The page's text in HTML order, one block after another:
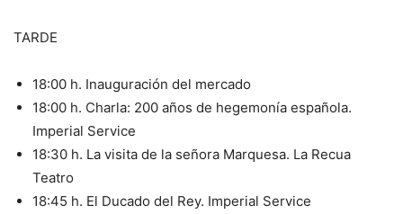
TARDE
18:00 h. Inauguración del mercado
18:00 h. Charla: 200 años de hegemonía española.
Imperial Service
18:30 h. La visita de la señora Marquesa. La Recua
Teatro
18:45 h. El Ducado del Rey. Imperial Service